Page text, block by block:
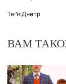
Теґи:Днепр
ВАМ